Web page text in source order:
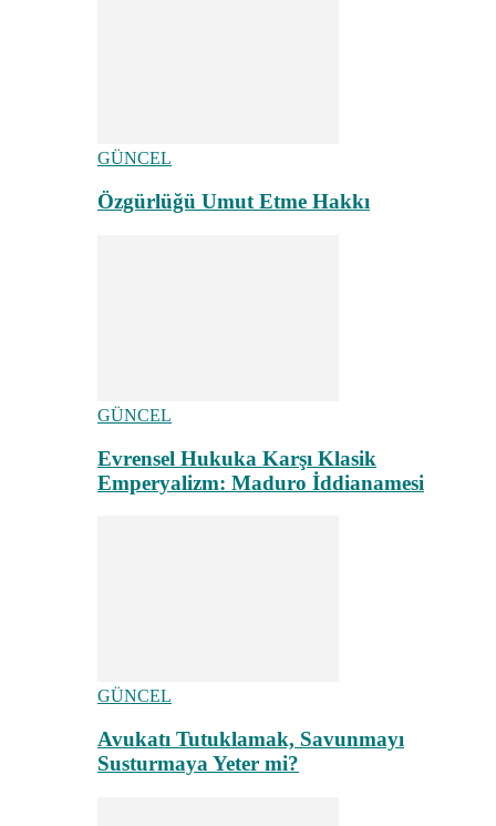
GÜNCEL
Özgürlüğü Umut Etme Hakkı
GÜNCEL
Evrensel Hukuka Karşı Klasik
Emperyalizm: Maduro İddianamesi
GÜNCEL
Avukatı Tutuklamak, Savunmayı
Susturmaya Yeter mi?